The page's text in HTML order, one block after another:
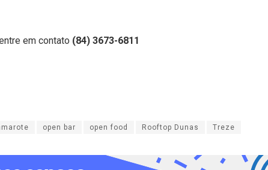
em contato (84) 3673-6811
open bar open food Rooftop Dunas Treze